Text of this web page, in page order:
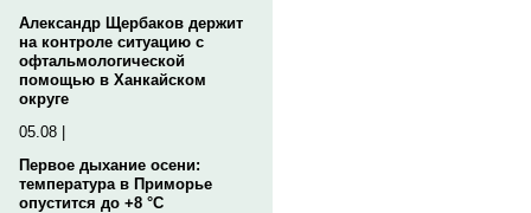
Александр Щербаков держит
на контроле ситуацию с
офтальмологической
помощью в Ханкайском
округе
05.08 |
Первое дыхание осени:
температура в Приморье
опустится до +8 °C